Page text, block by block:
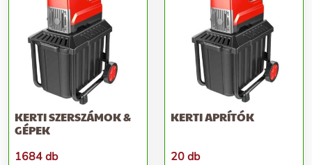
KERTI SZERSZÁMOK &
GÉPEK
1684 db
KERTI APRÍTÓK
20 db